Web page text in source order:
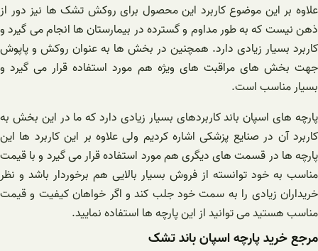
علاوه بر این موضوع کاربرد این محصول برای روکش تشک ها نیز دور از
ذهن نیست که به طور مداوم و گسترده در بیمارستان‌ ها انجام می گیرد و
کاربرد بسیار زیادی دارد. همچنین در بخش ها به عنوان روکش و پاپوش
جهت بخش های مراقبت های ویژه هم مورد استفاده قرار می‌ گیرد و
بسیار مناسب است.
پارچه های اسپان باند کاربردهای بسیار زیادی دارد که ما در این بخش به
کاربرد آن در صنایع پزشکی اشاره کردیم ولی علاوه بر این کاربرد ها این
پارچه ها در قسمت های دیگری هم مورد استفاده قرار می گیرد و با قیمت
مناسب به خود توانسته از فروش بسیار بالایی هم برخوردار باشد و نظر
خریداران زیادی را به سمت خود جلب کند و اگر خواهان کیفیت و قیمت
مناسب هستید می توانید از این پارچه ها استفاده نمایید.
مرجع خرید پارچه اسپان باند تشک